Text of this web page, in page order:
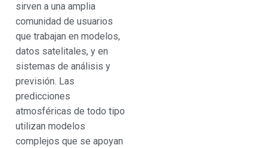
sirven a una amplia
comunidad de usuarios
que trabajan en modelos,
datos satelitales, y en
sistemas de análisis y
previsión. Las
predicciones
atmosféricas de todo tipo
utilizan modelos
complejos que se apoyan